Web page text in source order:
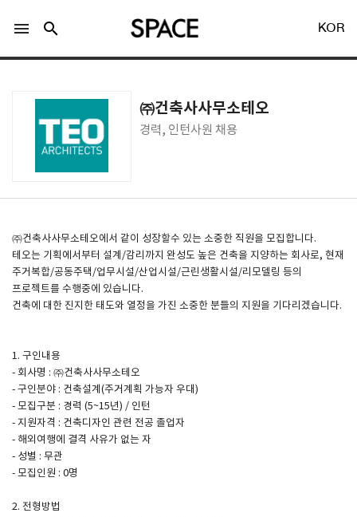
LOGIN
Facebook 로그인
Twitter 로그인
SPACE 소개
공지사항
기사문의
광고문의
menu search KOR
㈜건축사사무소테오
경력, 인턴사원 채용
㈜건축사사무소테오에서 같이 성장할수 있는 소중한 직원을 모집합니다.
테오는 기획에서부터 설계/감리까지 완성도 높은 건축을 지양하는 회사로, 현재
주거복합/공동주택/업무시설/산업시설/근린생활시설/리모델링 등의
프로젝트를 수행중에 있습니다.
건축에 대한 진지한 태도와 열정을 가진 소중한 분들의 지원을 기다리겠습니다.
1. 구인내용
- 회사명 : ㈜건축사사무소테오
- 구인분야 : 건축설계(주거계획 가능자 우대)
- 모집구분 : 경력 (5~15년) / 인턴
- 지원자격 : 건축디자인 관련 전공 졸업자
- 해외여행에 결격 사유가 없는 자
- 성별 : 무관
- 모집인원 : 0명
2. 전형방법